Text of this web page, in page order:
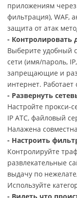
приложениям
фильтрация), WAF,
защита от атак
- Контролировать
Выберите удобный
сети (имя/пароль,
запрещающие и
интернет.
- Развернуть
Настройте прокси-
IP ATC, файловый
Налажена
- Настроить
Контролируйте
развлекательные
выдачу по
Используйте
- Видеть что